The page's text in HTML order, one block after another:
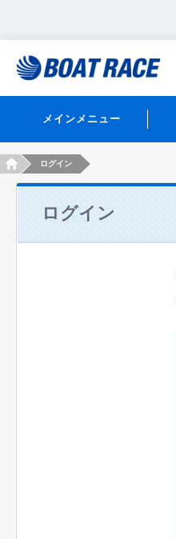
メインメニュー
HOMEログイン
ログイン